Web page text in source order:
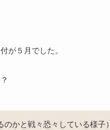
が５月でした。
かと戦々恐々している様子）